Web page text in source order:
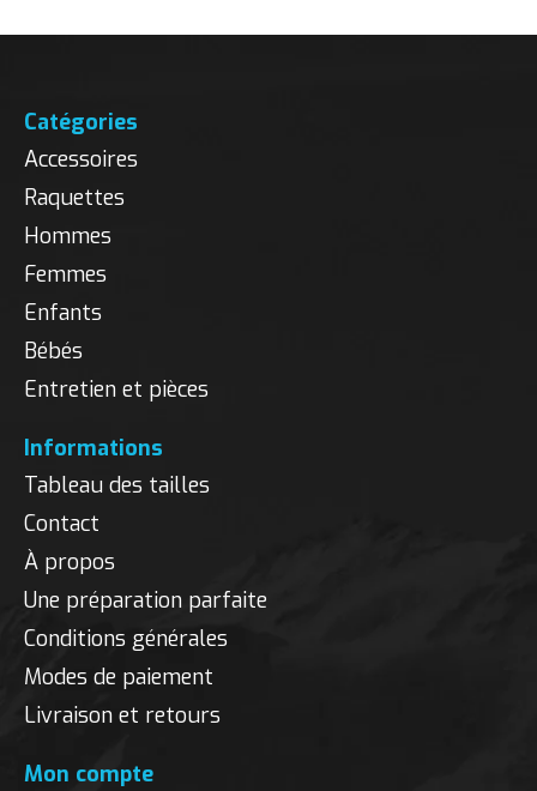
Catégories
Accessoires
Raquettes
Hommes
Femmes
Enfants
Bébés
Entretien et pièces
Informations
Tableau des tailles
Contact
À propos
Une préparation parfaite
Conditions générales
Modes de paiement
Livraison et retours
Mon compte